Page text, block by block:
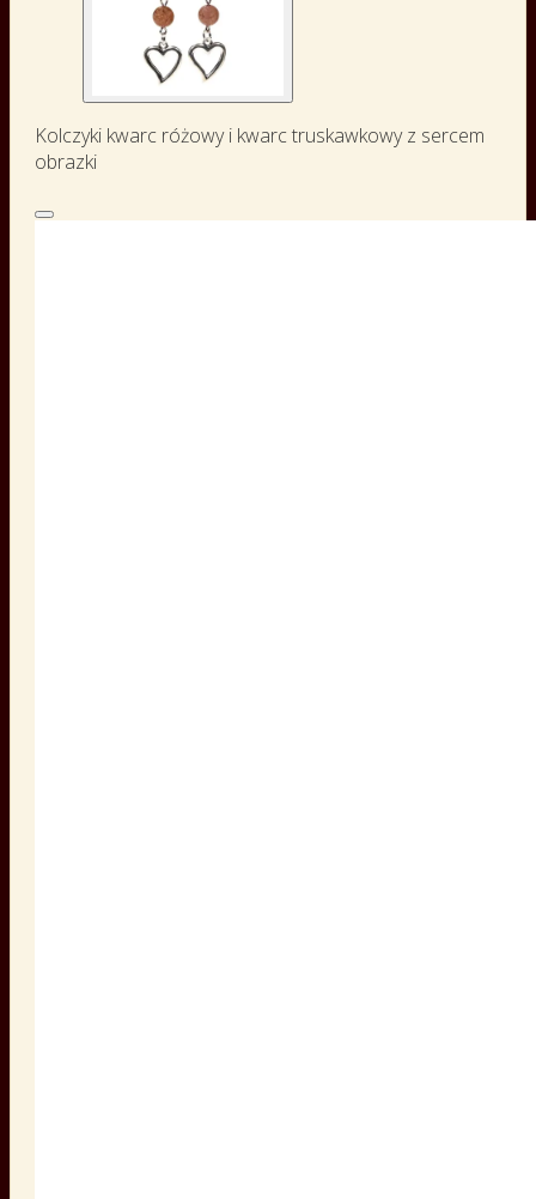
Kolczyki kwarc różowy i kwarc truskawkowy z sercem
obrazki